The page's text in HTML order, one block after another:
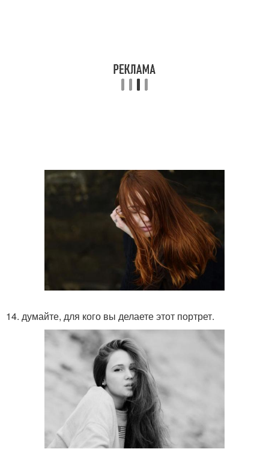
14. думайте, для кого вы делаете этот портрет.